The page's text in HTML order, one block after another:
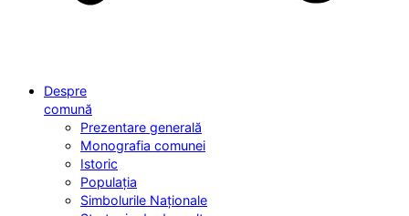
Despre
comună
Prezentare generală
Monografia comunei
Istoric
Populația
Simbolurile Naționale